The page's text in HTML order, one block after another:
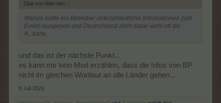
Zitat von little-nici: ↑
Warum sollte ein Betreiber unterschiedliche Informationen zum
Event rausgeben und Deutschland zieht dabei wohl oft die
A...karte.
und das ist der nächste Punkt...
es kann mir kein Mod erzählen, dass die Infos von BP
nicht im gleichen Wortlaut an alle Länder gehen...
8 Juli 2026